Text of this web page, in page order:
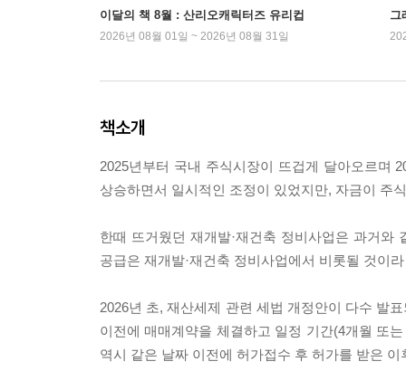
이달의 책 8월 : 산리오캐릭터즈 유리컵
2026년 08월 01일 ~ 2026년 08월 31일
그
책소개
2025년부터 국내 주식시장이 뜨겁게 달아오르며
상승하면서 일시적인 조정이 있었지만, 자금이 주
한때 뜨거웠던 재개발·재건축 정비사업은 과거
공급은 재개발·재건축 정비사업에서 비롯될 것이
2026년 초, 재산세제 관련 세법 개정안이 다수 발
이전에 매매계약을 체결하고 일정 기간(4개월 또
역시 같은 날짜 이전에 허가접수 후 허가를 받은